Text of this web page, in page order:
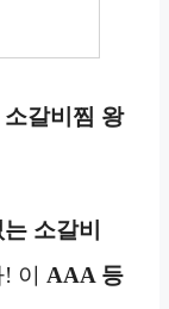
갈비찜 왕
소갈비
이 AAA 등